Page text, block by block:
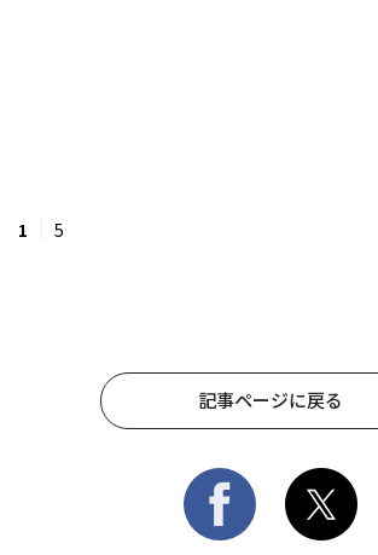
1 5
記事ページに戻る